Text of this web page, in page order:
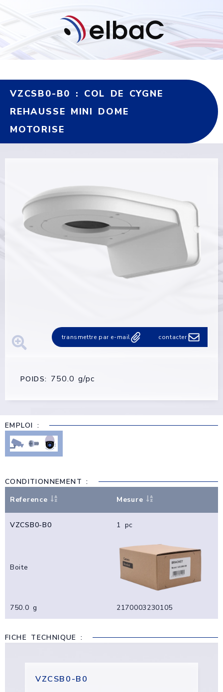
VZCSB0-B0 : COL DE CYGNE
REHAUSSE MINI DOME
MOTORISE
transmettre par e-mail contacter
POIDS: 750.0 g/pc
EMPLOI :
CONDITIONNEMENT :
Reference
Mesure
VZCSB0-B0 1 pc
Boite
750.0 g 2170003230105
FICHE TECHNIQUE :
VZCSB0-B0